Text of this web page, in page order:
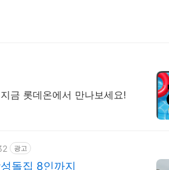
금 롯데온에서 만나보세요!
광고
돌집 8인까지